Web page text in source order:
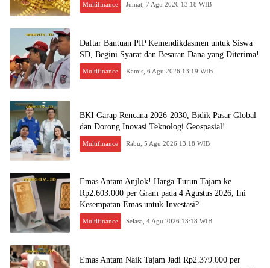
Multifinance Jumat, 7 Agu 2026 13:18 WIB
Daftar Bantuan PIP Kemendikdasmen untuk Siswa
SD, Begini Syarat dan Besaran Dana yang Diterima!
Multifinance Kamis, 6 Agu 2026 13:19 WIB
BKI Garap Rencana 2026-2030, Bidik Pasar Global
dan Dorong Inovasi Teknologi Geospasial!
Multifinance Rabu, 5 Agu 2026 13:18 WIB
Emas Antam Anjlok! Harga Turun Tajam ke
Rp2.603.000 per Gram pada 4 Agustus 2026, Ini
Kesempatan Emas untuk Investasi?
Multifinance Selasa, 4 Agu 2026 13:18 WIB
Emas Antam Naik Tajam Jadi Rp2.379.000 per